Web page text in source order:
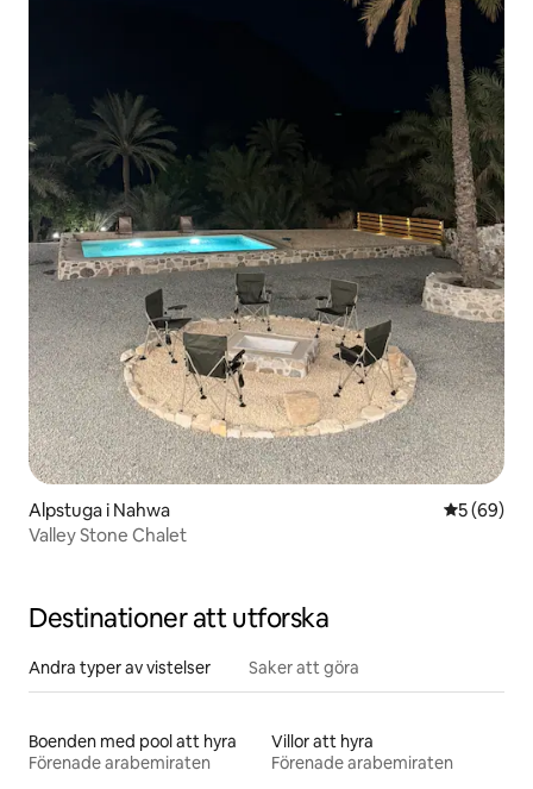
Alpstuga i Nahwa 5 av 5 i
5 (69)
Valley Stone Chalet
Destinationer att utforska
Andra typer av vistelser Saker att göra
Boenden med pool att hyra
Förenade arabemiraten
Villor att hyra
Förenade arabemiraten